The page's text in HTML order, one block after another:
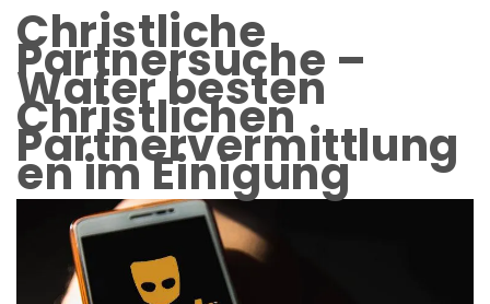
Christliche
Partnersuche –
Wafer besten
Christlichen
Partnervermittlung
en im Einigung